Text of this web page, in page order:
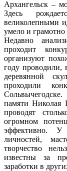
Архангельск –
Здесь
великолепными
умело и грамотно
Недавно
проходит
организуют
году проводили,
деревянной
проходили
памяти Николая
проводят
огромном
эффективно. У
личностей,
творчество
известны за
заработки в